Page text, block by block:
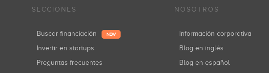
SECCIONES
Buscar financiación NEW
Invertir en startups
Preguntas frecuentes
NOSOTROS
Información corporativa
Blog en inglés
Blog en español